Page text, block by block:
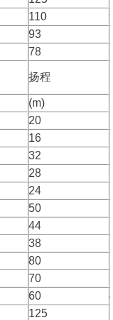
110
93
78
扬程
(m)
20
16
32
28
24
50
44
38
80
70
60
125